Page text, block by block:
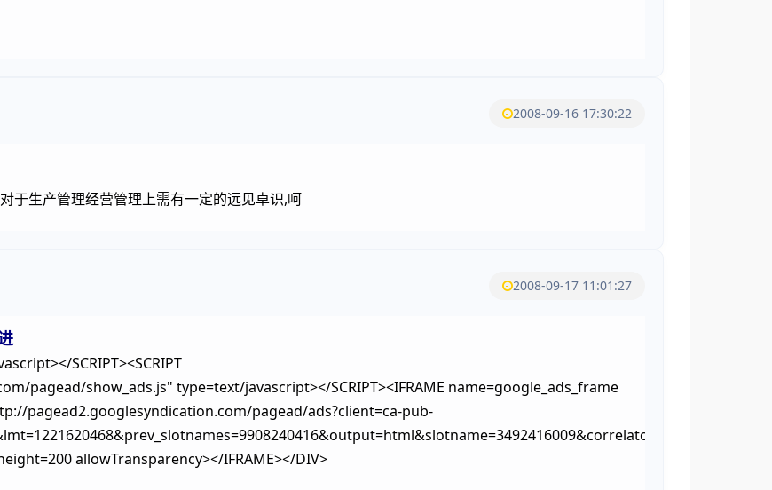
2008-09-16 17:30:22
于生产管理经营管理上需有一定的远见卓识,呵
2008-09-17 11:01:27
</SCRIPT><SCRIPT
pagead/show_ads.js" type=text/javascript></SCRIPT><IFRAME name=google_ads_frame
pagead2.googlesyndication.com/pagead/ads?client=ca-pub-
allowTransparency></IFRAME></DIV>